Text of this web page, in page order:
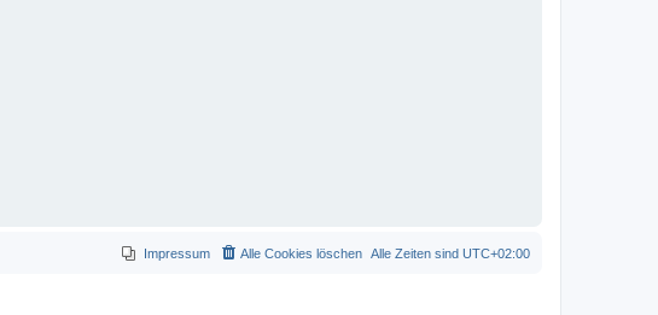
Alle Zeiten sind UTC+02:00
Alle Cookies löschen
Impressum